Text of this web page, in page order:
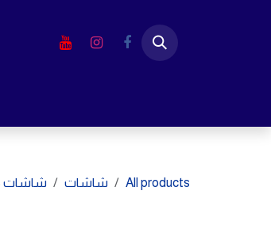
All products شاشات شاشات